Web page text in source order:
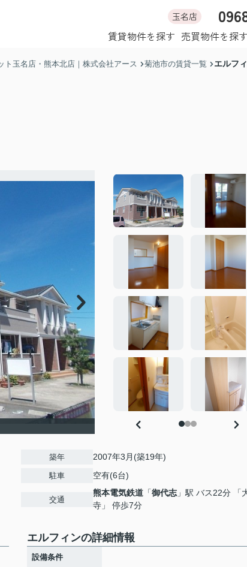
玉名店
賃貸物件を探す 売買物件を探
ト玉名店・熊本北店｜株式会社アース 菊池市の賃貸一覧 エルフ
築年 2007年3月(築19年)
駐車 空有(6台)
交通
熊本電気鉄道 「御代志 」駅 バス22分 「
寺」 停歩7分
エルフィンの詳細情報
設備条件